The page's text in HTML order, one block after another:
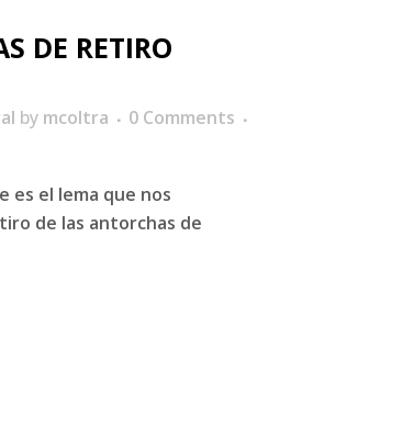
DE RETIRO
by mcoltra
0 Comments
es el lema que nos
de las antorchas de